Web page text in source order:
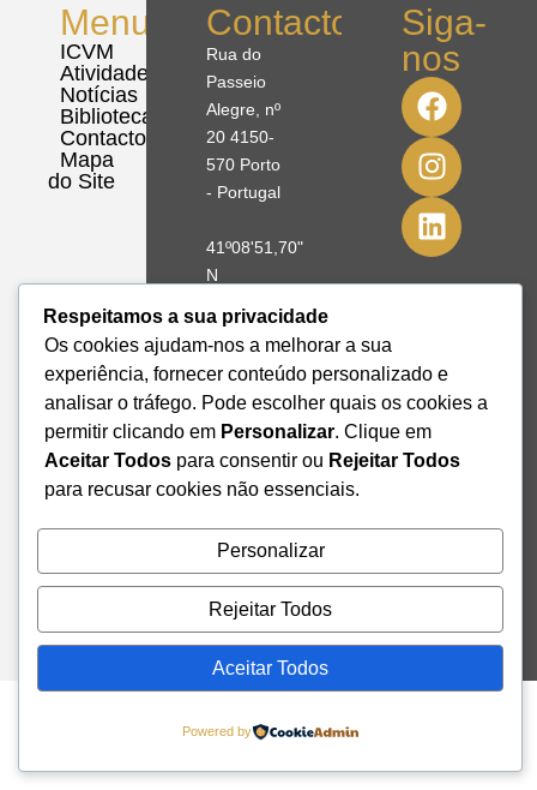
Menu
ICVM
Atividades
Notícias
Biblioteca
Contactos
Mapa
do Site
Contactos
Rua do
Passeio
Alegre, nº
20 4150-
570 Porto
- Portugal
41º08'51,70"
N
W
+351 228
328 115
geral@institutodemobilidade.org
Subscreva
a
Newsletter
Siga-
nos
Respeitamos a sua privacidade
Os cookies ajudam-nos a melhorar a sua
experiência, fornecer conteúdo personalizado e
analisar o tráfego. Pode escolher quais os cookies a
permitir clicando em Personalizar. Clique em
Aceitar Todos para consentir ou Rejeitar Todos
para recusar cookies não essenciais.
Personalizar
Rejeitar Todos
Aceitar Todos
Powered by